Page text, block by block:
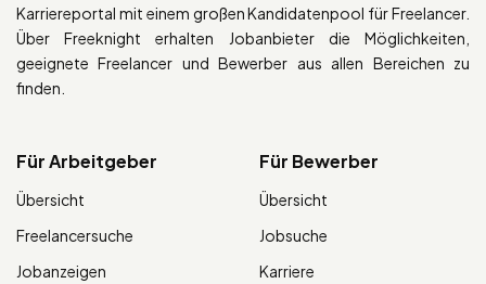
Karriereportal mit einem großen Kandidatenpool für Freelancer.
Über Freeknight erhalten Jobanbieter die Möglichkeiten,
geeignete Freelancer und Bewerber aus allen Bereichen zu
finden.
Für Arbeitgeber
Übersicht
Freelancersuche
Jobanzeigen
Für Bewerber
Übersicht
Jobsuche
Karriere